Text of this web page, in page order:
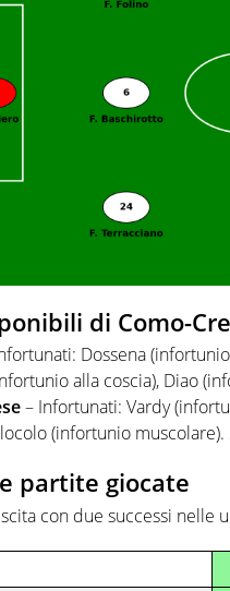
di Como-
Dossena
alla coscia), Diao
– Infortunati: Vardy
(infortunio
partite giocate
con due successi nelle